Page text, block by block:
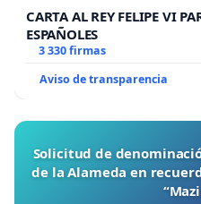
CARTA AL REY FELIPE VI
ESPAÑOLES
3 330 firmas
Aviso de transparencia
Solicitud de
de la Alameda en